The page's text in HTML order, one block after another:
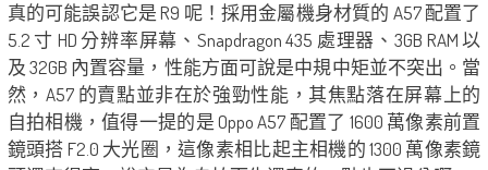
真的可能誤認它是 R9 呢！採用金屬機身材質的 A57 配置了
5.2 寸 HD 分辨率屏幕、Snapdragon 435 處理器、3GB RAM 以
及 32GB 內置容量，性能方面可說是中規中矩並不突出。當
然，A57 的賣點並非在於強勁性能，其焦點落在屏幕上的
自拍相機，值得一提的是 Oppo A57 配置了 1600 萬像素前置
鏡頭搭 F2.0 大光圈，這像素相比起主相機的 1300 萬像素鏡